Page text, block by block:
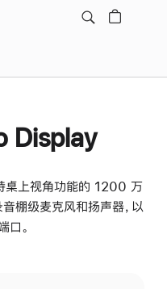
Display
桌上视角功能的 1200 万
棚级麦克风和扬声器，以
口。